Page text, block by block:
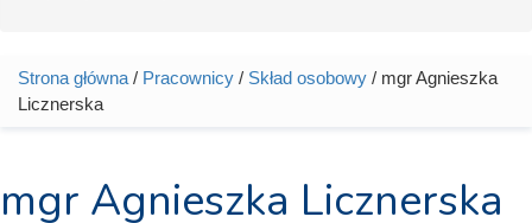
Jesteś tutaj
Strona główna / Pracownicy / Skład osobowy / mgr Agnieszka
Licznerska
mgr Agnieszka Licznerska